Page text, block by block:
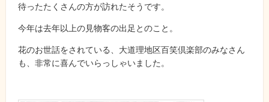
待ったたくさんの方が訪れたそうです。
今年は去年以上の見物客の出足とのこと。
花のお世話をされている、大道理地区百笑倶楽部のみなさん
も、非常に喜んでいらっしゃいました。